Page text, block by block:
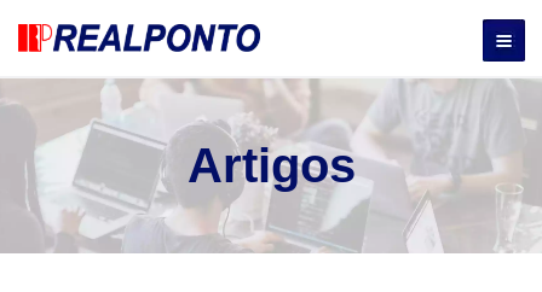
Artigos